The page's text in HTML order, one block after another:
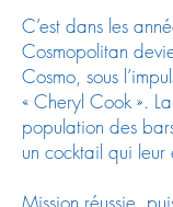
C’est dans les
Cosmopolitan
Cosmo, sous
« Cheryl Cook ».
population des
un cocktail qui